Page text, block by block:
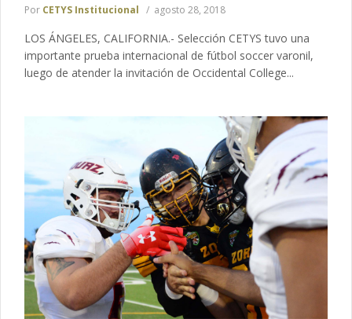
Por CETYS Institucional agosto 28, 2018
LOS ÁNGELES, CALIFORNIA.- Selección CETYS tuvo una
importante prueba internacional de fútbol soccer varonil,
luego de atender la invitación de Occidental College...